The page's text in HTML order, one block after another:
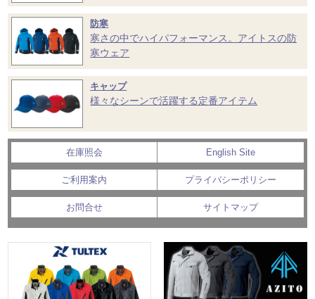
防寒
寒さの中でハイパフォーマンス。アイトスの防
寒ウェア
キャップ
様々なシーンで活躍する定番アイテム
在庫照会 English Site
ご利用案内 プライバシーポリシー
お問合せ サイトマップ